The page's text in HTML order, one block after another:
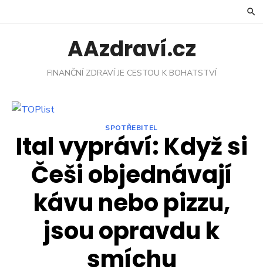
AAzdraví.cz
FINANČNÍ ZDRAVÍ JE CESTOU K BOHATSTVÍ
SPOTŘEBITEL
Ital vypráví: Když si
Češi objednávají
kávu nebo pizzu,
jsou opravdu k
smíchu